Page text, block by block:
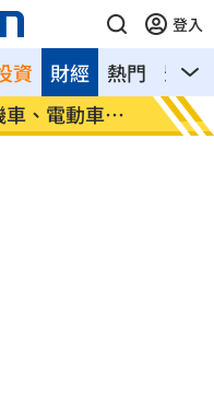
登入
資 熱門 影音
財經
、電動車上
死亡
性